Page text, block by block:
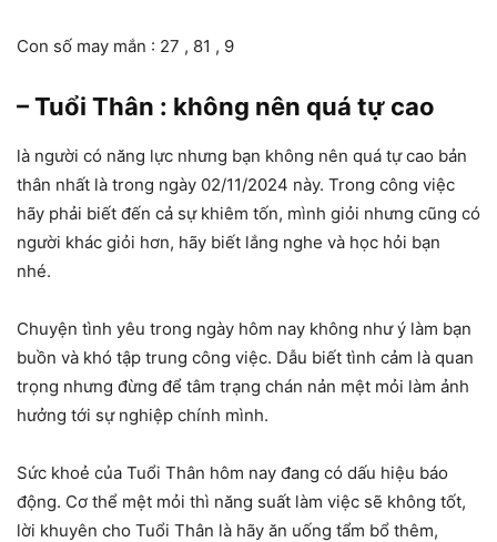
Con số may mắn : 27 , 81 , 9
– Tuổi Thân : không nên quá tự cao
là người có năng lực nhưng bạn không nên quá tự cao bản
thân nhất là trong ngày 02/11/2024 này. Trong công việc
hãy phải biết đến cả sự khiêm tốn, mình giỏi nhưng cũng có
người khác giỏi hơn, hãy biết lắng nghe và học hỏi bạn
nhé.
Chuyện tình yêu trong ngày hôm nay không như ý làm bạn
buồn và khó tập trung công việc. Dẫu biết tình cảm là quan
trọng nhưng đừng để tâm trạng chán nản mệt mỏi làm ảnh
hưởng tới sự nghiệp chính mình.
Sức khoẻ của Tuổi Thân hôm nay đang có dấu hiệu báo
động. Cơ thể mệt mỏi thì năng suất làm việc sẽ không tốt,
lời khuyên cho Tuổi Thân là hãy ăn uống tẩm bổ thêm,